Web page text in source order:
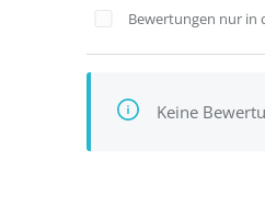
Bewertungen nur in
Keine